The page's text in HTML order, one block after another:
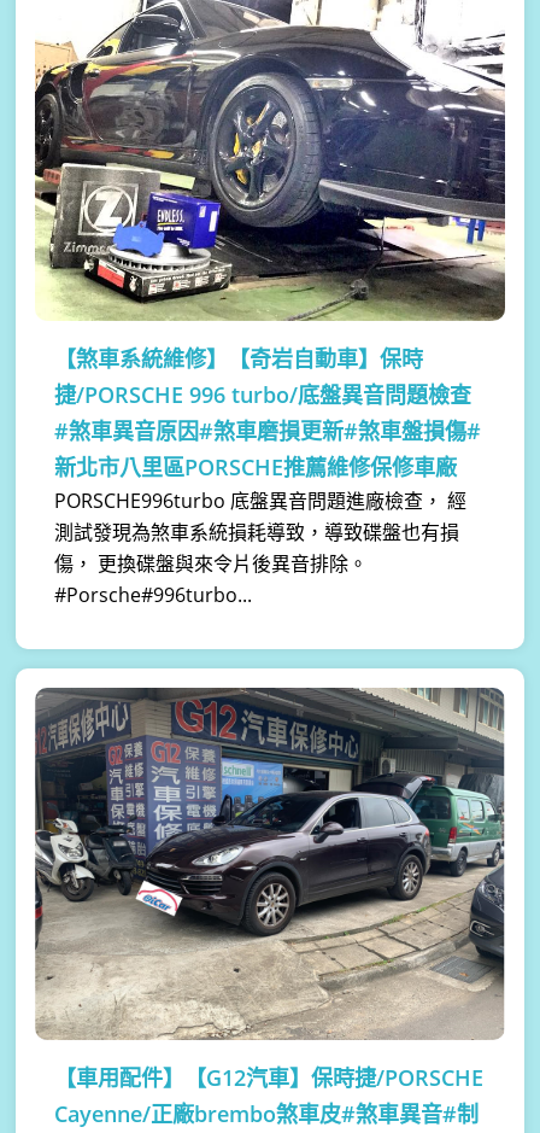
【煞車系統維修】
【奇岩自動車】保時
捷/PORSCHE 996 turbo/底盤異音問題檢查
#煞車異音原因#煞車磨損更新#煞車盤損傷#
新北市八里區PORSCHE推薦維修保修車廠
PORSCHE996turbo 底盤異音問題進廠檢查， 經
測試發現為煞車系統損耗導致，導致碟盤也有損
傷， 更換碟盤與來令片後異音排除。
#Porsche#996turbo...
【車用配件】
【G12汽車】保時捷/PORSCHE
Cayenne/正廠brembo煞車皮#煞車異音#制